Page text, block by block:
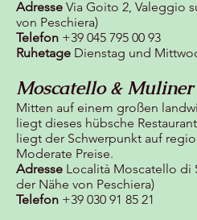
Adresse Via Goito 2, Valeggio
von Peschiera)
Telefon +39 045 795 00 93
Ruhetage Dienstag und
Moscatello & Muliner
Mitten auf einem großen
liegt dieses hübsche
liegt der Schwerpunkt auf
Moderate Preise.
Adresse Località Moscatello di
der Nähe von Peschiera)
Telefon +39 030 91 85 21